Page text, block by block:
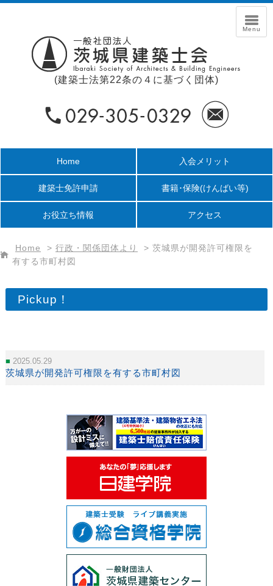
(建築士法第22条の４に基づく団体)
Home 入会メリット
建築士免許申請 書籍･保険(けんばい等)
お役立ち情報 アクセス
Home > 行政・関係団体より > 茨城県が開発許可権限を
有する市町村図
Pickup！
2025.05.29
茨城県が開発許可権限を有する市町村図